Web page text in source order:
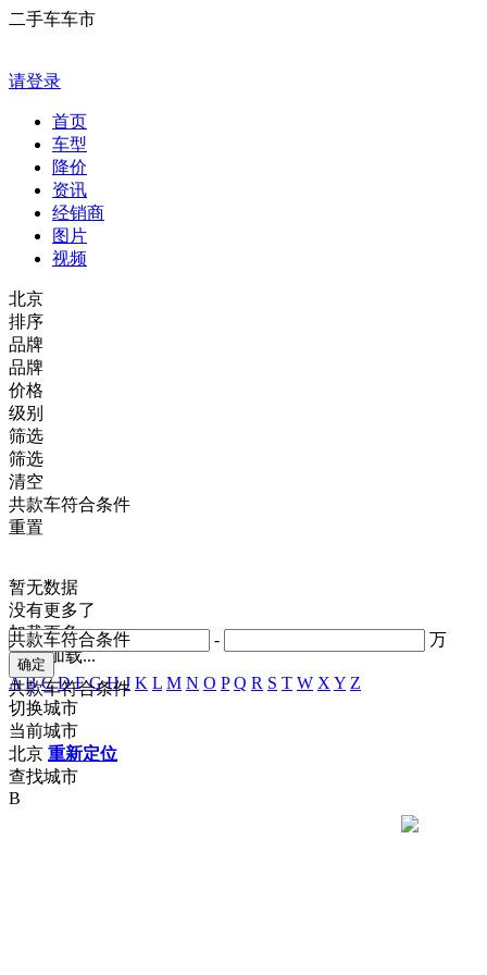
二手车车市
请登录
首页
车型
降价
资讯
经销商
图片
视频
北京
排序
品牌
品牌
价格
- 万
共款车符合条件
级别
共款车符合条件
筛选
筛选
清空
共款车符合条件
重置
暂无数据
没有更多了
加载更多
正在加载...
A B C D F G H J K L M N O P Q R S T W X Y Z
切换城市
当前城市
北京 重新定位
查找城市
B